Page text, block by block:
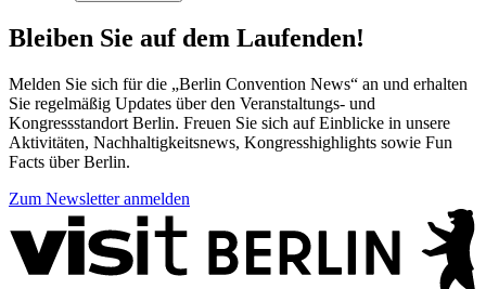
Bleiben Sie auf dem Laufenden!
Melden Sie sich für die „Berlin Convention News“ an und erhalten
Sie regelmäßig Updates über den Veranstaltungs- und
Kongressstandort Berlin. Freuen Sie sich auf Einblicke in unsere
Aktivitäten, Nachhaltigkeitsnews, Kongresshighlights sowie Fun
Facts über Berlin.
Zum Newsletter anmelden
Weitere
Informationen